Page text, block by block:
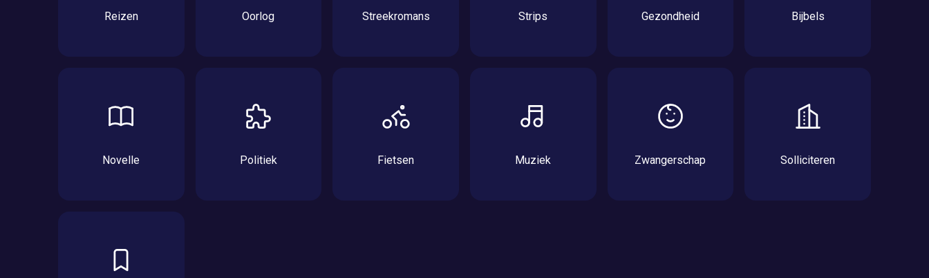
Reizen Oorlog Streekromans Strips Gezondheid Bijbels
Novelle Politiek Fietsen Muziek Zwangerschap Solliciteren